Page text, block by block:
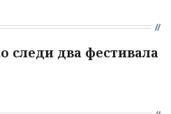
следи два фестивала